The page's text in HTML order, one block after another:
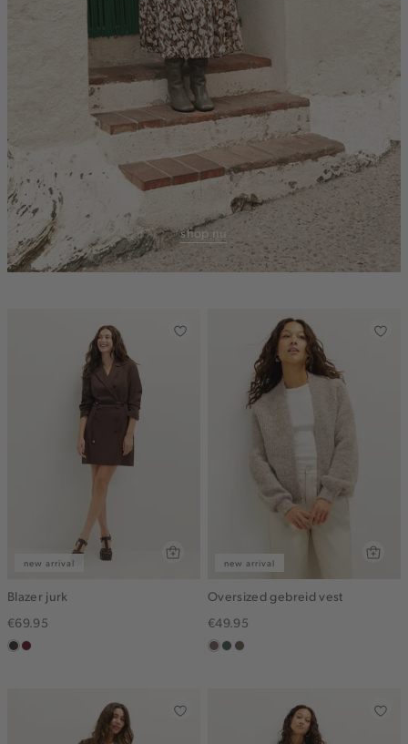
shop nu
new arrival
Blazer jurk
€69.95
chocobordeaux
new arrival
Oversized gebreid vest
€49.95
taupe
groen,
bruin